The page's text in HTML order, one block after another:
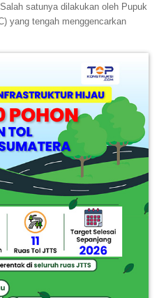
satunya dilakukan oleh Pupuk
yang tengah menggencarkan